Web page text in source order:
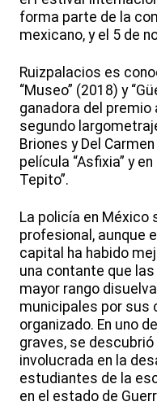
forma parte de la
mexicano, y el 5 de
Ruizpalacios es
“Museo” (2018) y
ganadora del premio
segundo
Briones y Del
película “Asfixia” y
Tepito”.
La policía en México
profesional, aunque
capital ha habido
una contante que
mayor rango
municipales por sus
organizado. En uno
graves, se
involucrada en la
estudiantes de la
en el estado de